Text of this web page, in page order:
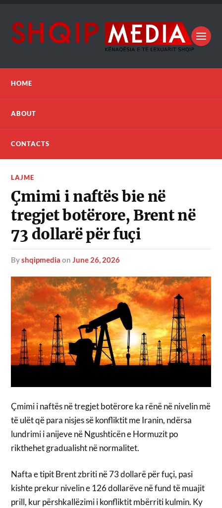
HOME
ABOUT
CONTACTS
LAJME
Çmimi i naftës bie në
tregjet botërore, Brent në
73 dollarë për fuçi
byshqipmedia onJune 26, 2026
Çmimi i naftës në tregjet botërore ka rënë në nivelin më
të ulët që para nisjes së konfliktit me Iranin, ndërsa
lundrimi i anijeve në Ngushticën e Hormuzit po
rikthehet gradualisht në normalitet.
Nafta e tipit Brent zbriti në 73 dollarë për fuçi, pasi
kishte prekur nivelin e 126 dollarëve në fund të muajit
prill, kur përshkallëzimi i konfliktit mbërriti kulmin. Ky